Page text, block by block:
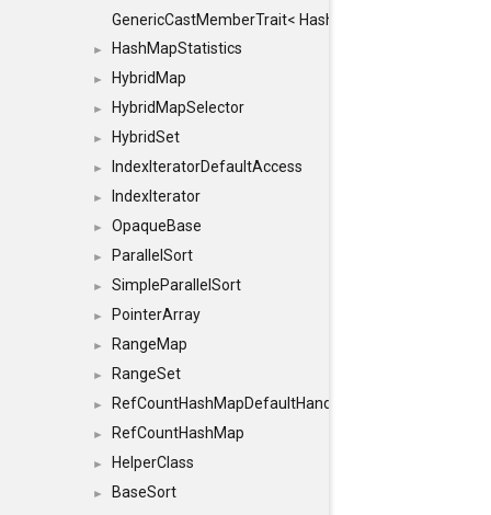
GenericCastMemberTrait< HashSet< TO >, HashSet<
► HashMapStatistics
► HybridMap
► HybridMapSelector
► HybridSet
► IndexIteratorDefaultAccess
► IndexIterator
► OpaqueBase
► ParallelSort
► SimpleParallelSort
► PointerArray
► RangeMap
► RangeSet
► RefCountHashMapDefaultHandler
► RefCountHashMap
► HelperClass
►
BaseSort